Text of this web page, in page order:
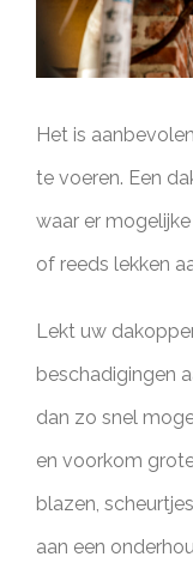
Het is
te voeren. Een
waar er
of reeds lekken
Lekt uw
beschadigingen
dan zo snel
en voorkom
blazen,
aan een